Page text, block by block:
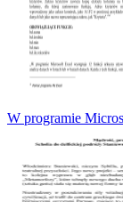
W programie